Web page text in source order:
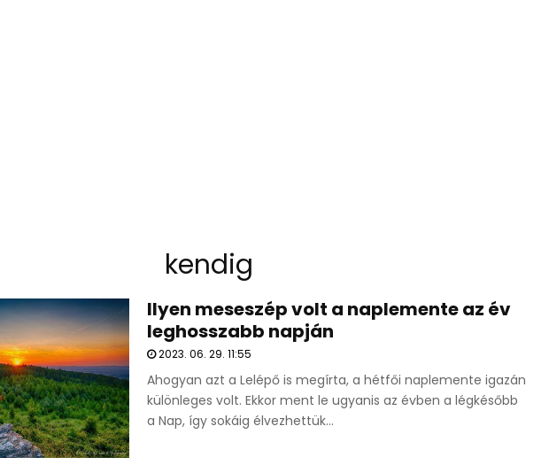
kendig
Ilyen meseszép volt a naplemente az év
leghosszabb napján
2023. 06. 29. 11:55
Ahogyan azt a Lelépő is megírta, a hétfői naplemente igazán
különleges volt. Ekkor ment le ugyanis az évben a légkésőbb
a Nap, így sokáig élvezhettük...